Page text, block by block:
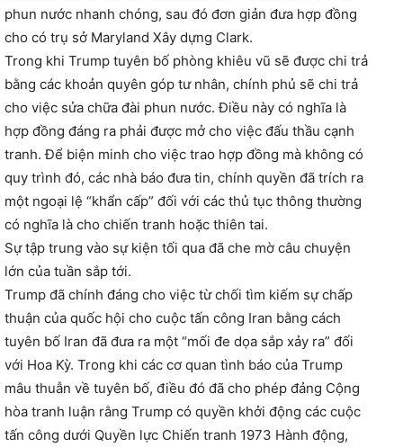
phun nước nhanh chóng, sau đó đơn giản đưa hợp đồng
cho có trụ sở Maryland Xây dựng Clark.
Trong khi Trump tuyên bố phòng khiêu vũ sẽ được chi trả
bằng các khoản quyên góp tư nhân, chính phủ sẽ chi trả
cho việc sửa chữa đài phun nước. Điều này có nghĩa là
hợp đồng đáng ra phải được mở cho việc đấu thầu cạnh
tranh. Để biện minh cho việc trao hợp đồng mà không có
quy trình đó, các nhà báo đưa tin, chính quyền đã trích ra
một ngoại lệ “khẩn cấp” đối với các thủ tục thông thường
có nghĩa là cho chiến tranh hoặc thiên tai.
Sự tập trung vào sự kiện tối qua đã che mờ câu chuyện
lớn của tuần sắp tới.
Trump đã chính đáng cho việc từ chối tìm kiếm sự chấp
thuận của quốc hội cho cuộc tấn công Iran bằng cách
tuyên bố Iran đã đưa ra một “mối đe dọa sắp xảy ra” đối
với Hoa Kỳ. Trong khi các cơ quan tình báo của Trump
mâu thuẫn về tuyên bố, điều đó đã cho phép đảng Cộng
hòa tranh luận rằng Trump có quyền khởi động các cuộc
tấn công dưới Quyền lực Chiến tranh 1973 Hành động,